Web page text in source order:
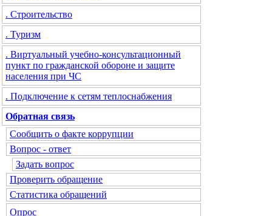
. Строительство
. Туризм
. Виртуальный учебно-консультационный
пункт по гражданской обороне и защите
населения при ЧС
. Подключение к сетям теплоснабжения
Обратная связь
Сообщить о факте коррупции
Вопрос - ответ
Задать вопрос
Проверить обращение
Статистика обращений
Опрос